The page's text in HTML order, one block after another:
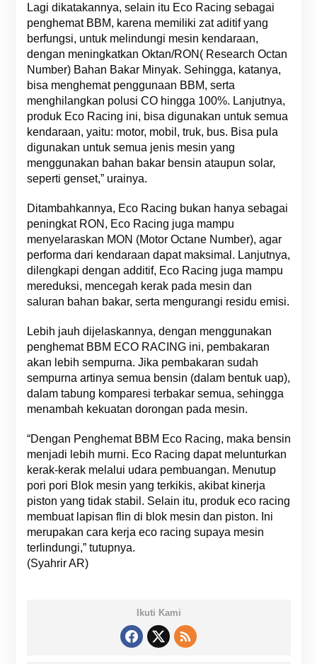
Lagi dikatakannya, selain itu Eco Racing sebagai
penghemat BBM, karena memiliki zat aditif yang
berfungsi, untuk melindungi mesin kendaraan,
dengan meningkatkan Oktan/RON( Research Octan
Number) Bahan Bakar Minyak. Sehingga, katanya,
bisa menghemat penggunaan BBM, serta
menghilangkan polusi CO hingga 100%. Lanjutnya,
produk Eco Racing ini, bisa digunakan untuk semua
kendaraan, yaitu: motor, mobil, truk, bus. Bisa pula
digunakan untuk semua jenis mesin yang
menggunakan bahan bakar bensin ataupun solar,
seperti genset,” urainya.
Ditambahkannya, Eco Racing bukan hanya sebagai
peningkat RON, Eco Racing juga mampu
menyelaraskan MON (Motor Octane Number), agar
performa dari kendaraan dapat maksimal. Lanjutnya,
dilengkapi dengan additif, Eco Racing juga mampu
mereduksi, mencegah kerak pada mesin dan
saluran bahan bakar, serta mengurangi residu emisi.
Lebih jauh dijelaskannya, dengan menggunakan
penghemat BBM ECO RACING ini, pembakaran
akan lebih sempurna. Jika pembakaran sudah
sempurna artinya semua bensin (dalam bentuk uap),
dalam tabung komparesi terbakar semua, sehingga
menambah kekuatan dorongan pada mesin.
“Dengan Penghemat BBM Eco Racing, maka bensin
menjadi lebih murni. Eco Racing dapat melunturkan
kerak-kerak melalui udara pembuangan. Menutup
pori pori Blok mesin yang terkikis, akibat kinerja
piston yang tidak stabil. Selain itu, produk eco racing
membuat lapisan flin di blok mesin dan piston. Ini
merupakan cara kerja eco racing supaya mesin
terlindungi,” tutupnya.
(Syahrir AR)
Ikuti Kami